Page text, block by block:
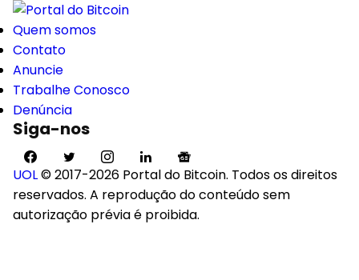
Quem somos
Contato
Anuncie
Trabalhe Conosco
Denúncia
Siga-nos
UOL© 2017-2026 Portal do Bitcoin. Todos os direitos
reservados. A reprodução do conteúdo sem
autorização prévia é proibida.